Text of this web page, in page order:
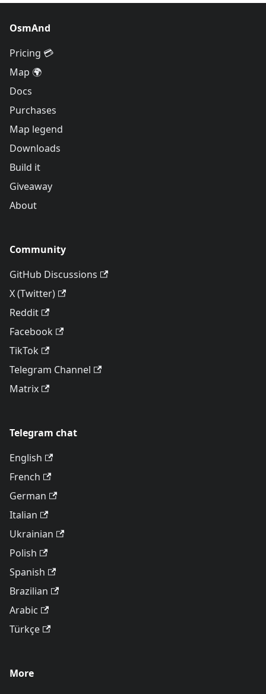
OsmAnd
Pricing 💳
Map 🌍
Docs
Purchases
Map legend
Downloads
Build it
Giveaway
About
Community
GitHub Discussions
X (Twitter)
Reddit
Facebook
TikTok
Telegram Channel
Matrix
Telegram chat
English
French
German
Italian
Ukrainian
Polish
Spanish
Brazilian
Arabic
Türkçe
More